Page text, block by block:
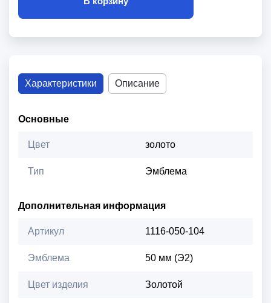
Характеристики Описание
Основные
Цвет золото
Тип Эмблема
Дополнительная информация
Артикул 1116-050-104
Эмблема 50 мм (Э2)
Цвет изделия Золотой